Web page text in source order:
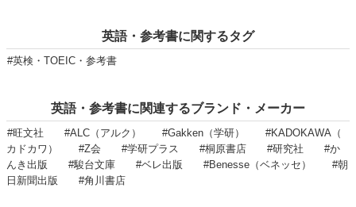
英語・参考書に関するタグ
#英検・TOEIC・参考書
英語・参考書に関連するブランド・メーカー
#旺文社 #ALC（アルク） #Gakken（学研）
#KADOKAWA（
カドカワ）
#Z会 #学研プラス #桐原書店 #研究社
#か
んき出版
#駿台文庫 #ベレ出版 #Benesse（ベネッセ）
#朝
日新聞出版
#角川書店